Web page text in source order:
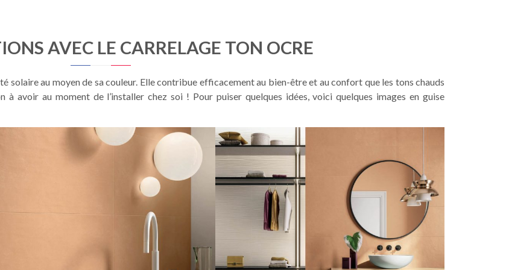
AVEC LE CARRELAGE TON OCRE
solaire au moyen de sa couleur. Elle contribue efficacement au bien-être et au confort que les tons chauds
à avoir au moment de l’installer chez soi ! Pour puiser quelques idées, voici quelques images en guise